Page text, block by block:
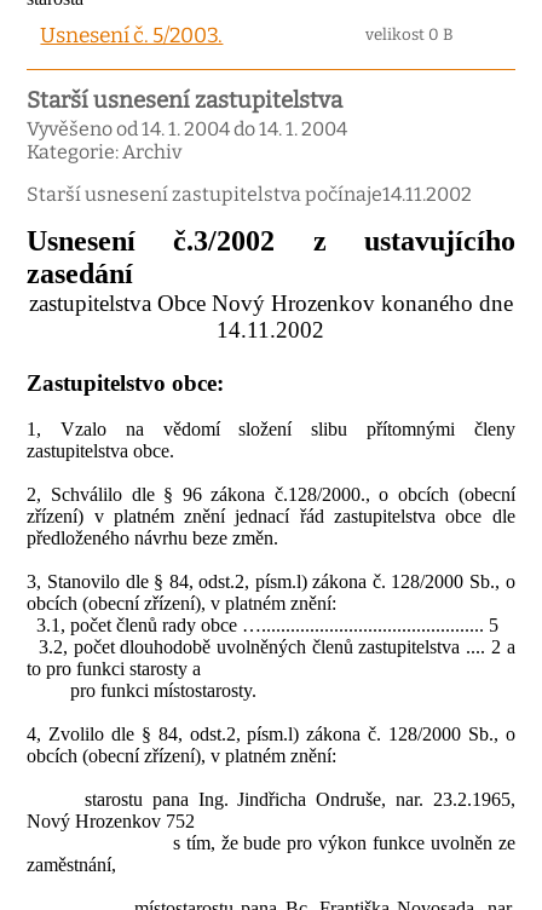
Usnesení č. 5/2003. velikost 0 B
Starší usnesení zastupitelstva
Vyvěšeno od 14. 1. 2004 do 14. 1. 2004
Kategorie: Archiv
Starší usnesení zastupitelstva počínaje14.11.2002
Usnesení č.3/2002 z ustavujícího
zasedání
zastupitelstva Obce Nový Hrozenkov konaného dne
14.11.2002
Zastupitelstvo obce:
1, Vzalo na vědomí složení slibu přítomnými členy
zastupitelstva obce.
2, Schválilo dle § 96 zákona č.128/2000., o obcích (obecní
zřízení) v platném znění jednací řád zastupitelstva obce dle
předloženého návrhu beze změn.
3, Stanovilo dle § 84, odst.2, písm.l) zákona č. 128/2000 Sb., o
obcích (obecní zřízení), v platném znění:
3.1, počet členů rady obce ….............................................. 5
3.2, počet dlouhodobě uvolněných členů zastupitelstva .... 2 a
to pro funkci starosty a
pro funkci místostarosty.
4, Zvolilo dle § 84, odst.2, písm.l) zákona č. 128/2000 Sb., o
obcích (obecní zřízení), v platném znění:
starostu pana Ing. Jindřicha Ondruše, nar. 23.2.1965,
Nový Hrozenkov 752
s tím, že bude pro výkon funkce uvolněn ze
zaměstnání,